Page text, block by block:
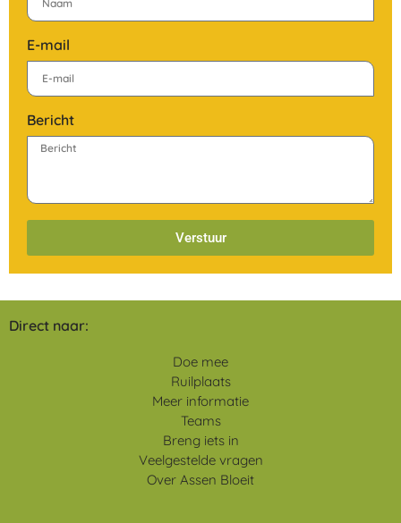
E-mail
Bericht
Verstuur
Direct naar:
Doe mee
Ruilplaats
Meer informatie
Teams
Breng iets in
Veelgestelde vragen
Over Assen Bloeit